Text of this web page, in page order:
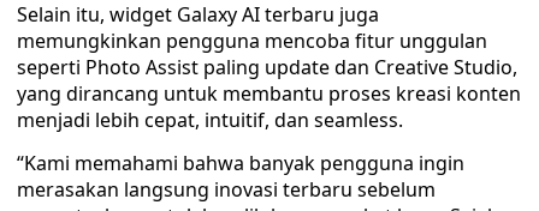
Selain itu, widget Galaxy AI terbaru juga
memungkinkan pengguna mencoba fitur unggulan
seperti Photo Assist paling update dan Creative Studio,
yang dirancang untuk membantu proses kreasi konten
menjadi lebih cepat, intuitif, dan seamless.
“Kami memahami bahwa banyak pengguna ingin
merasakan langsung inovasi terbaru sebelum